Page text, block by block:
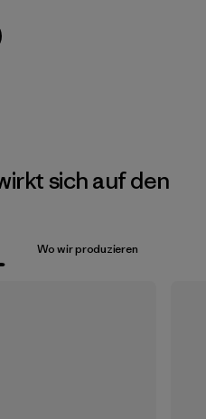
sich auf den
Wo wir produzieren